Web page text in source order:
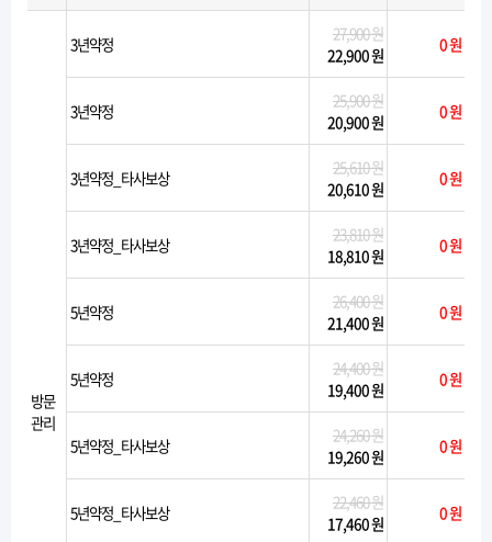
방문
관리
3년약정
27,900 원
22,900 원
0 원
3년약정
25,900 원
20,900 원
0 원
3년약정_타사보상
25,610 원
20,610 원
0 원
3년약정_타사보상
23,810 원
18,810 원
0 원
5년약정
26,400 원
21,400 원
0 원
5년약정
24,400 원
19,400 원
0 원
5년약정_타사보상
24,260 원
19,260 원
0 원
5년약정_타사보상
22,460 원
17,460 원
0 원